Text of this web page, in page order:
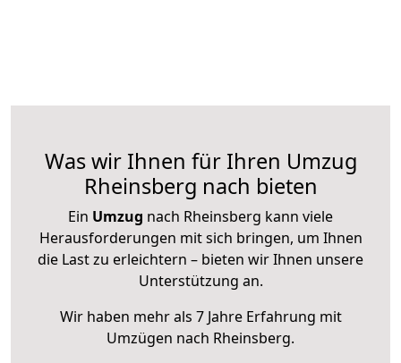
Was wir Ihnen für Ihren Umzug
Rheinsberg nach bieten
Ein Umzug nach Rheinsberg kann viele
Herausforderungen mit sich bringen, um Ihnen
die Last zu erleichtern – bieten wir Ihnen unsere
Unterstützung an.
Wir haben mehr als 7 Jahre Erfahrung mit
Umzügen nach Rheinsberg.